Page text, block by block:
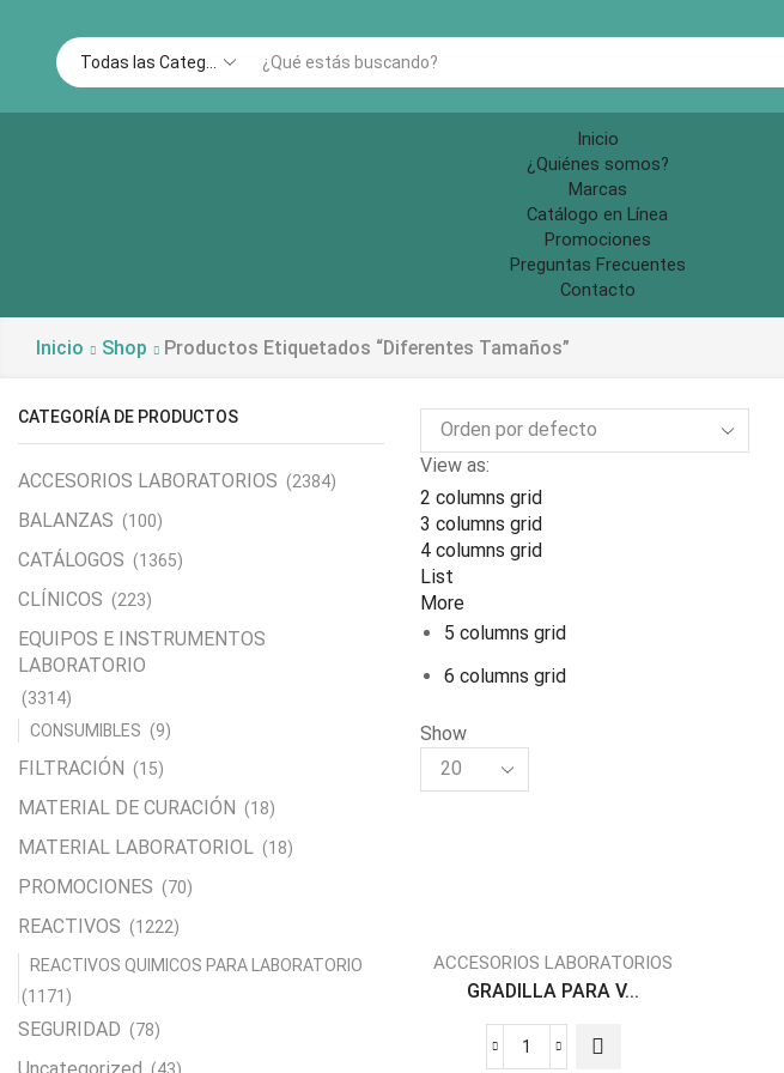
Inicio
¿Quiénes somos?
Marcas
Catálogo en Línea
Promociones
Preguntas Frecuentes
Contacto
Inicio Shop Productos Etiquetados “diferentes Tamaños”
View as:
2 columns grid
3 columns grid
4 columns grid
List
More
5 columns grid
6 columns grid
Show
Products
per
ACCESORIOS LABORATORIOS
GRADILLA PARA V...
GRADILLA
CATEGORÍA DE PRODUCTOS
ACCESORIOS LABORATORIOS (2384)
BALANZAS (100)
CATÁLOGOS (1365)
CLÍNICOS (223)
EQUIPOS E INSTRUMENTOS
LABORATORIO
(3314)
CONSUMIBLES (9)
FILTRACIÓN (15)
MATERIAL DE CURACIÓN (18)
MATERIAL LABORATORIOL (18)
PROMOCIONES (70)
REACTIVOS (1222)
REACTIVOS QUIMICOS PARA LABORATORIO
(1171)
SEGURIDAD (78)
Uncategorized (43)